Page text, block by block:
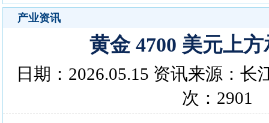
产业资讯
黄金 4700 美元上
日期：2026.05.15 资讯来源：长
次：2901